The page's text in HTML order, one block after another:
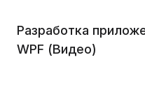
Разработка
WPF (Видео)